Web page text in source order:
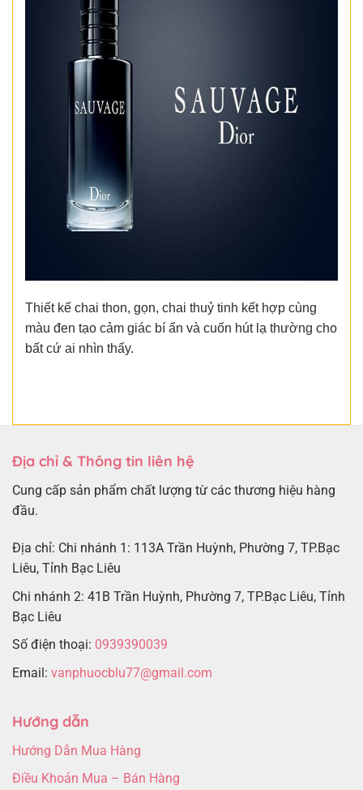
Thiết kế chai thon, gọn, chai thuỷ tinh kết hợp cùng
màu đen tạo cảm giác bí ẩn và cuốn hút lạ thường cho
bất cứ ai nhìn thấy.
Địa chỉ & Thông tin liên hệ
Cung cấp sản phẩm chất lượng từ các thương hiệu hàng
đầu.
Địa chỉ: Chi nhánh 1: 113A Trần Huỳnh, Phường 7, TP.Bạc
Liêu, Tỉnh Bạc Liêu
Chi nhánh 2: 41B Trần Huỳnh, Phường 7, TP.Bạc Liêu, Tỉnh
Bạc Liêu
Số điện thoại: 0939390039
Email: vanphuocblu77@gmail.com
Hướng dẫn
Hướng Dẫn Mua Hàng
Điều Khoản Mua – Bán Hàng